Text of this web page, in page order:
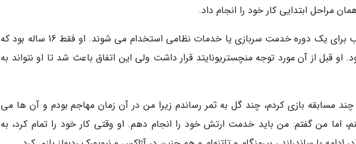
مراحل ابتدایی کار خود را انجام داد.
در فنلاند، کلیه مردان بالغ مناسب برای یک دوره خدمت سربازی یا خدمات نظامی استخدام می شوند. او فقط 16 ساله بود که
قبل از آن مورد توجه منچستریونایتد قرار داشت ولی این اتفاق باعث شد تا او نتواند به
مسابقه بازی کردم، چند گل به ثمر رساندم زیرا من در آن زمان مهاجم بودم و آن ها می
اما من گفتم: من باید خدمت ارتش خود را انجام دهم. او وقتی کار خود را تمام کرد، به